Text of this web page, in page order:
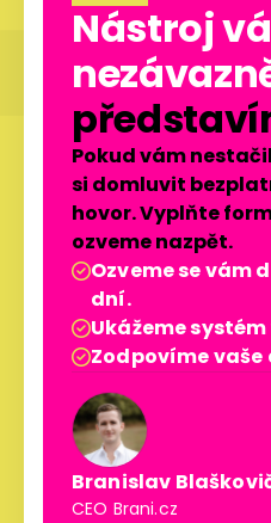
Nástroj
Pokud vám
si domluvit
hovor. Vyplňte
ozveme nazpět.
Ozveme se vám
dní.
Ukážeme
Zodpovíme vaše
Branislav
CEO Brani.cz